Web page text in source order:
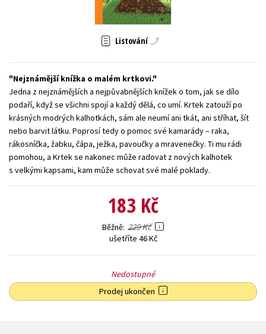
Zahraniční literatura
Všechny tituly
Listování
Nejznámější knížka o malém krtkovi.
Jedna z nejznámějších a nejpůvabnějších knížek o tom, jak se dílo
podaří, když se všichni spojí a každý dělá, co umí. Krtek zatouží po
krásných modrých kalhotkách, sám ale neumí ani tkát, ani stříhat, šít
nebo barvit látku. Poprosí tedy o pomoc své kamarády – raka,
rákosníčka, žabku, čápa, ježka, pavoučky a mravenečky. Ti mu rádi
pomohou, a Krtek se nakonec může radovat z nových kalhotek
s velkými kapsami, kam může schovat své malé poklady.
183 Kč
Běžně 229 Kč
ušetříte 46 Kč
Nedostupné
Prodej ukončen